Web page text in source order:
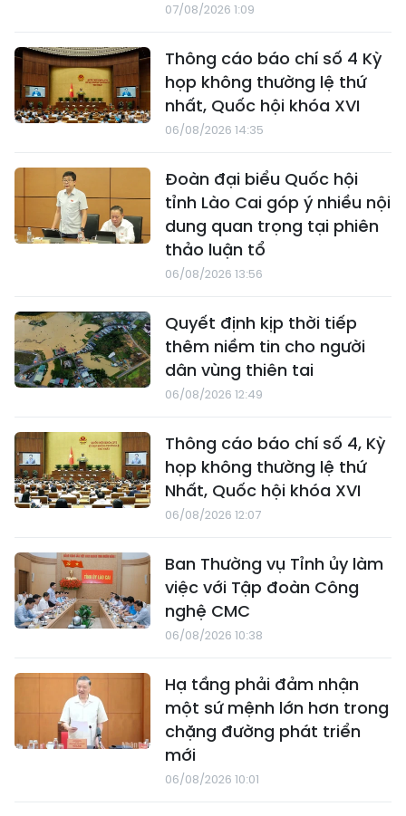
07/08/2026 1:09
Thông cáo báo chí số 4 Kỳ
họp không thường lệ thứ
nhất, Quốc hội khóa XVI
06/08/2026 14:35
Đoàn đại biểu Quốc hội
tỉnh Lào Cai góp ý nhiều nội
dung quan trọng tại phiên
thảo luận tổ
06/08/2026 13:56
Quyết định kịp thời tiếp
thêm niềm tin cho người
dân vùng thiên tai
06/08/2026 12:49
Thông cáo báo chí số 4, Kỳ
họp không thường lệ thứ
Nhất, Quốc hội khóa XVI
06/08/2026 12:07
Ban Thường vụ Tỉnh ủy làm
việc với Tập đoàn Công
nghệ CMC
06/08/2026 10:38
Hạ tầng phải đảm nhận
một sứ mệnh lớn hơn trong
chặng đường phát triển
mới
06/08/2026 10:01